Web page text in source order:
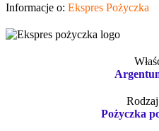
Informacje o: Ekspres Pożyczka
Rodzaj
Pożyczka